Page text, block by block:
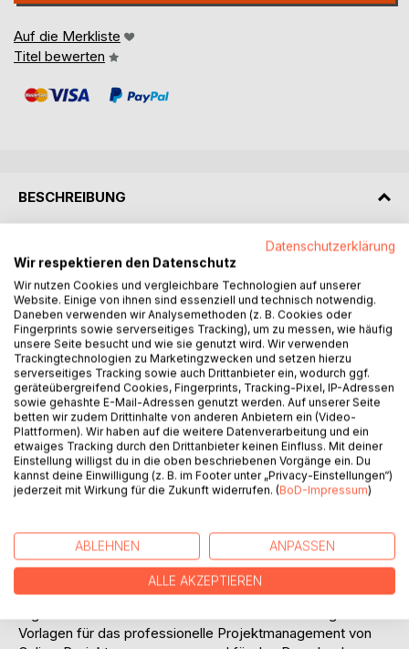
Auf die Merkliste
Titel bewerten
BESCHREIBUNG
Um Online-Projekte erfolgreich managen zu können, reicht
es nicht mehr, allein das Projektmanagement zu
beherrschen. Heutzutage müssen Projektmanager
Fachwissen aus allen beteiligten Gewerken mitbringen, um
Risiken besser abschätzen und den Gewerken und
Fachabteilungen bzgl. möglicher Lösungsansätze beratend
zur Seite stehen zu können.
Dieses Buch ist ein Leitfaden für das professionelle
Projektmanagement von Online-Projekten. Es soll dem
Leser zeigen, wie von der ersten Sekunde an Projekte
sorgfältig aufgesetzt, organisiert, durchgeführt, kontrolliert
und abgeschlossen werden können. Das Besondere im
Vergleich zu anderen Fachbüchern aus dem Bereich
des Projekts geführt und ihm detailliert erläutert wird, was
ihn erwartet, welche Aufgaben er zu erledigen hat und wie
er auf schwierige Situationen vorbereitet sein kann.
Vorlagen für das professionelle Projektmanagement von
Datenschutzerklärung
Wir respektieren den Datenschutz
Wir nutzen Cookies und vergleichbare Technologien auf unserer
Website. Einige von ihnen sind essenziell und technisch notwendig.
Daneben verwenden wir Analysemethoden (z. B. Cookies oder
Fingerprints sowie serverseitiges Tracking), um zu messen, wie häufig
unsere Seite besucht und wie sie genutzt wird. Wir verwenden
Trackingtechnologien zu Marketingzwecken und setzen hierzu
serverseitiges Tracking sowie auch Drittanbieter ein, wodurch ggf.
geräteübergreifend Cookies, Fingerprints, Tracking-Pixel, IP-Adressen
sowie gehashte E-Mail-Adressen genutzt werden. Auf unserer Seite
betten wir zudem Drittinhalte von anderen Anbietern ein (Video-
Plattformen). Wir haben auf die weitere Datenverarbeitung und ein
etwaiges Tracking durch den Drittanbieter keinen Einfluss. Mit deiner
Einstellung willigst du in die oben beschriebenen Vorgänge ein. Du
kannst deine Einwilligung (z. B. im Footer unter „Privacy-Einstellungen“)
jederzeit mit Wirkung für die Zukunft widerrufen. (BoD-Impressum)
ABLEHNEN ANPASSEN
ALLE AKZEPTIEREN